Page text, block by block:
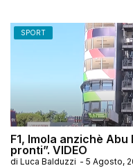
SPORT
F1, Imola anzichè
pronti”. VIDEO
di Luca Balduzzi - 5 Agosto,